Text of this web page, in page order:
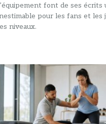
font de ses écrits
pour les fans et les
niveaux.